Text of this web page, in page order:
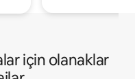
için olanaklar